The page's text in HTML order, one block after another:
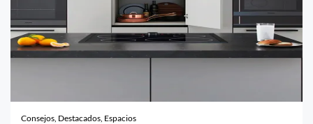
Consejos, Destacados, Espacios